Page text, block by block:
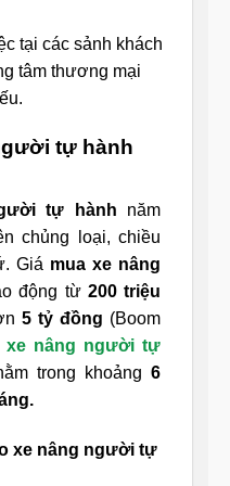
tại các sảnh khách
tâm thương mại
tự hành
tự hành năm
chủng loại, chiều
Giá mua xe nâng
động từ 200 triệu
5 tỷ đồng (Boom
xe nâng người tự
trong khoảng 6
xe nâng người tự